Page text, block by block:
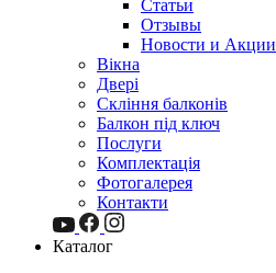
Статьи
Отзывы
Новости и Акции
Вікна
Двері
Скління балконів
Балкон під ключ
Послуги
Комплектація
Фотогалерея
Контакти
Каталог